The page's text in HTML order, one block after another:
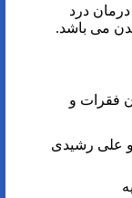
درد
می باشد.
فقرات و
علی رشیدی